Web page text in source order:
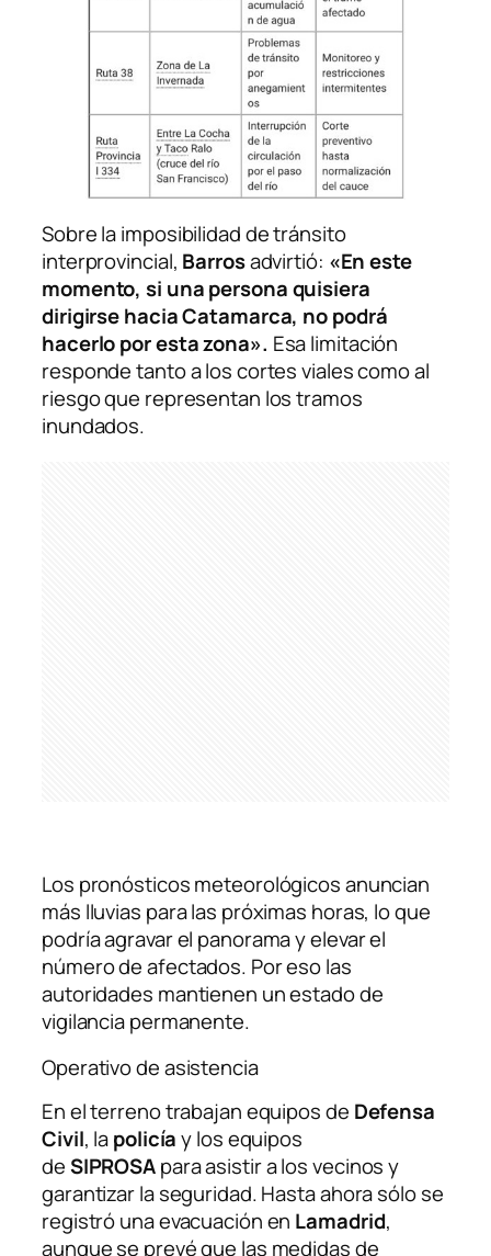
Sobre la imposibilidad de tránsito
interprovincial, Barrosadvirtió: «En este
momento, si una persona quisiera
dirigirse hacia Catamarca, no podrá
hacerlo por esta zona». Esa limitación
responde tanto a los cortes viales como al
riesgo que representan los tramos
inundados.
Los pronósticos meteorológicos anuncian
más lluvias para las próximas horas, lo que
podría agravar el panorama y elevar el
número de afectados. Por eso las
autoridades mantienen un estado de
vigilancia permanente.
Operativo de asistencia
En el terreno trabajan equipos de Defensa
Civil, lapolicíay los equipos
deSIPROSApara asistir a los vecinos y
garantizar la seguridad. Hasta ahora sólo se
registró una evacuación en Lamadrid,
aunque se prevé que las medidas de